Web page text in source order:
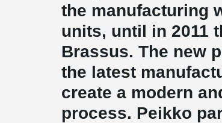
the manufacturing
units, until in 2011
Brassus. The new
the latest
create a modern
process. Peikko